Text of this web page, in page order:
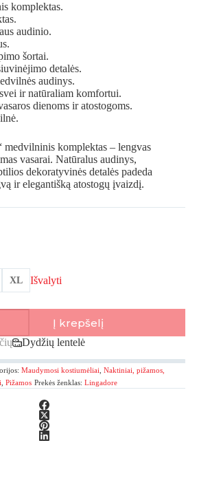
komplektas.
audinio.
šortai.
detalės.
audinys.
ir natūraliam komfortui.
dienoms ir atostogoms.
komplektas – lengvas
vasarai. Natūralus audinys,
dekoratyvinės detalės padeda
ir elegantišką atostogų įvaizdį.
XL Išvalyti
Į krepšelį
Dydžių lentelė
Maudymosi kostiumėliai Naktiniai, pižamos,
Pižamos Prekės ženklas: Lingadore